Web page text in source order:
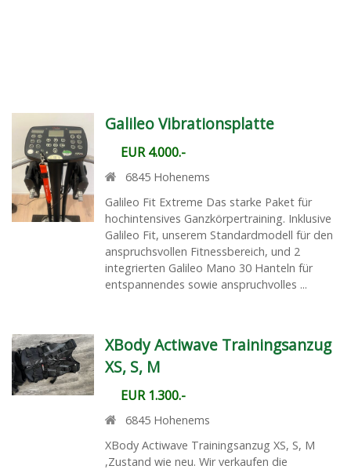
Galileo Vibrationsplatte
EUR 4.000.-
6845 Hohenems
Galileo Fit Extreme Das starke Paket für
hochintensives Ganzkörpertraining. Inklusive
Galileo Fit, unserem Standardmodell für den
anspruchsvollen Fitnessbereich, und 2
integrierten Galileo Mano 30 Hanteln für
entspannendes sowie anspruchvolles ...
XBody Actiwave Trainingsanzug
XS, S, M
EUR 1.300.-
6845 Hohenems
XBody Actiwave Trainingsanzug XS, S, M
,Zustand wie neu. Wir verkaufen die